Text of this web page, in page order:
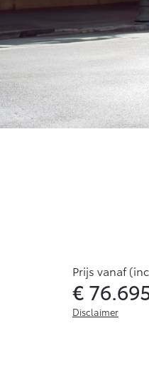
Prijs vanaf
€
Disclaimer